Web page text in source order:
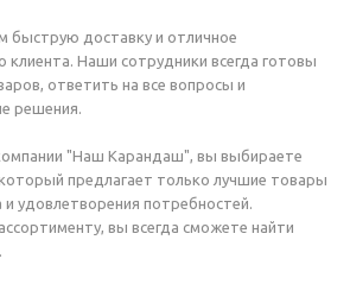
быструю доставку и отличное
клиента. Наши сотрудники всегда готовы
ответить на все вопросы и
решения.
"Наш Карандаш", вы выбираете
предлагает только лучшие товары
удовлетворения потребностей.
вы всегда сможете найти